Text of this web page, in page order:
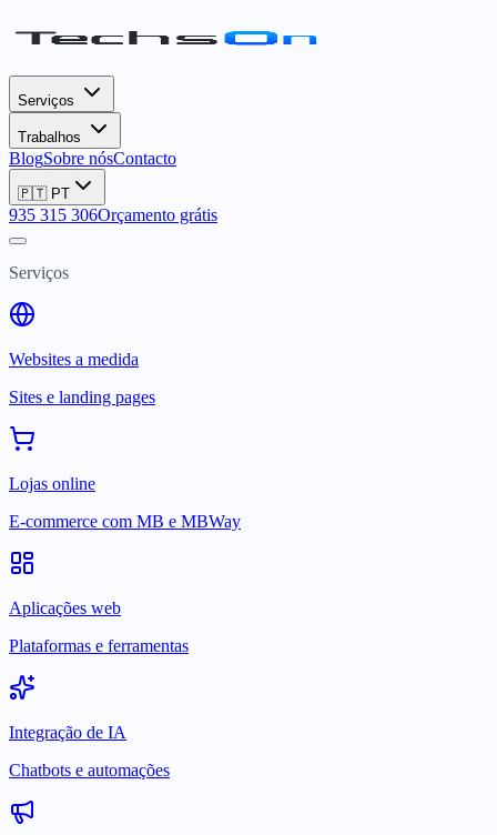
Serviços
Trabalhos
BlogSobre nósContacto
🇵🇹 PT
935 315 306Orçamento grátis
Serviços
Websites a medida
Sites e landing pages
Lojas online
E-commerce com MB e MBWay
Aplicações web
Plataformas e ferramentas
Integração de IA
Chatbots e automações